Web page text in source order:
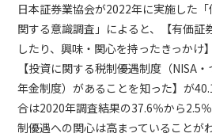
日本証券業協会が2022年に実施した
関する意識調査」によると、【有価証
したり、興味・関心を持ったきっかけ
【投資に関する税制優遇制度（NISA
年金制度）があることを知った】が
合は2020年調査結果の37.6％から2.5
制優遇への関心は高まっていることが